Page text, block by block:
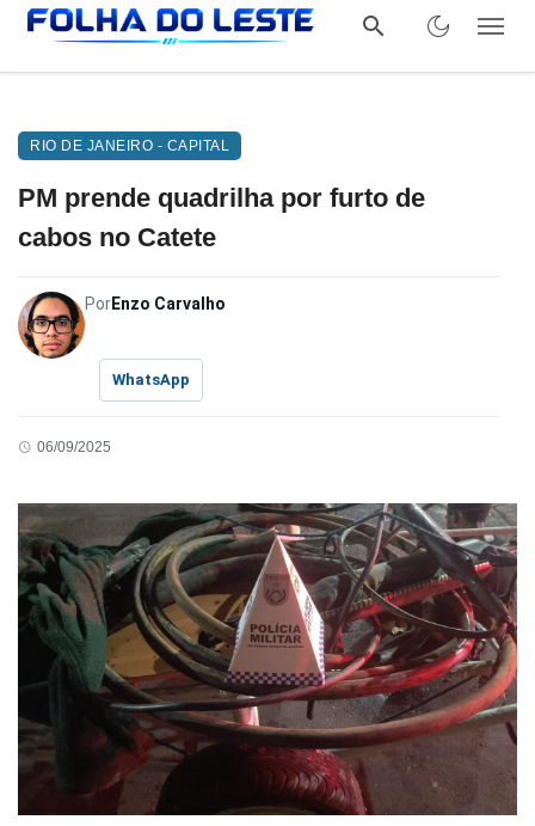
RIO DE JANEIRO - CAPITAL
PM prende quadrilha por furto de
cabos no Catete
PorEnzo Carvalho
WhatsApp
06/09/2025